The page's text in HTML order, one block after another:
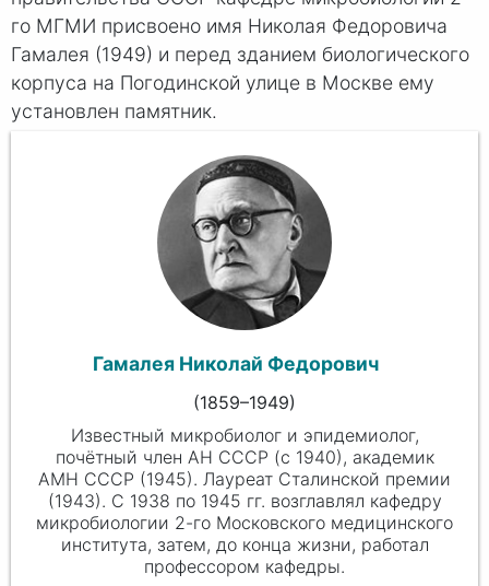
го МГМИ присвоено имя Николая Федоровича
Гамалея (1949) и перед зданием биологического
корпуса на Погодинской улице в Москве ему
установлен памятник.
Гамалея Николай Федорович
(1859–1949)
Известный микробиолог и эпидемиолог,
почётный член АН СССР (с 1940), академик
АМН СССР (1945). Лауреат Сталинской премии
(1943). С 1938 по 1945 гг. возглавлял кафедру
микробиологии 2-го Московского медицинского
института, затем, до конца жизни, работал
профессором кафедры.